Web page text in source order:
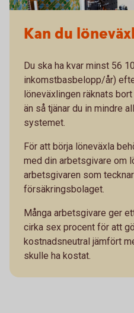
Kan du
Du ska ha kvar minst 56
inkomstbasbelopp/år)
löneväxlingen räknats
än så tjänar du in mindre
systemet.
För att börja löneväxla
med din arbetsgivare om
arbetsgivaren som
försäkringsbolaget.
Många arbetsgivare ger
cirka sex procent för att
kostnadsneutral jämfört
skulle ha kostat.